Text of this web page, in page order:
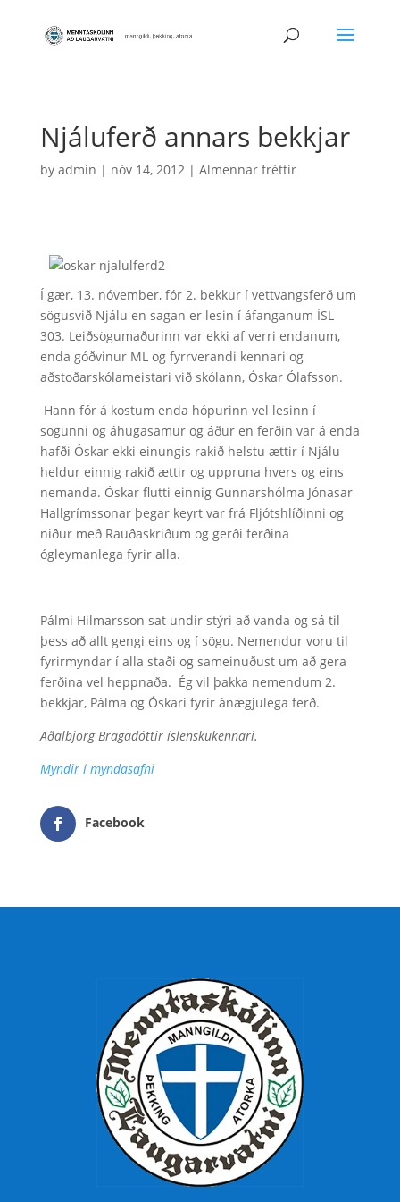
Njáluferð annars bekkjar
by admin | nóv 14, 2012| Almennar fréttir
Í gær, 13. nóvember, fór 2. bekkur í vettvangsferð um
sögusvið Njálu en sagan er lesin í áfanganum ÍSL
303. Leiðsögumaðurinn var ekki af verri endanum,
enda góðvinur ML og fyrrverandi kennari og
aðstoðarskólameistari við skólann, Óskar Ólafsson.
Hann fór á kostum enda hópurinn vel lesinn í
sögunni og áhugasamur og áður en ferðin var á enda
hafði Óskar ekki einungis rakið helstu ættir í Njálu
heldur einnig rakið ættir og uppruna hvers og eins
nemanda. Óskar flutti einnig Gunnarshólma Jónasar
Hallgrímssonar þegar keyrt var frá Fljótshlíðinni og
niður með Rauðaskriðum og gerði ferðina
ógleymanlega fyrir alla.
Pálmi Hilmarsson sat undir stýri að vanda og sá til
þess að allt gengi eins og í sögu. Nemendur voru til
fyrirmyndar í alla staði og sameinuðust um að gera
ferðina vel heppnaða. Ég vil þakka nemendum 2.
bekkjar, Pálma og Óskari fyrir ánægjulega ferð.
Aðalbjörg Bragadóttir íslenskukennari.
Myndir í myndasafni
Facebook